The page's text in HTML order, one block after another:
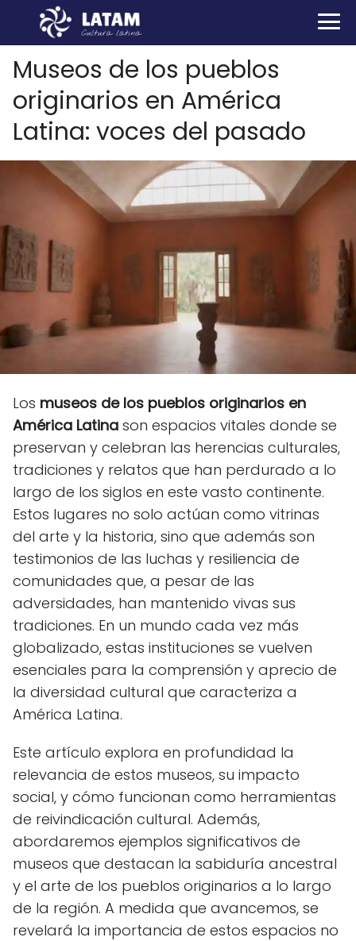
Museos de los pueblos
originarios en América
Latina: voces del pasado
Los museos de los pueblos originarios en
América Latina son espacios vitales donde se
preservan y celebran las herencias culturales,
tradiciones y relatos que han perdurado a lo
largo de los siglos en este vasto continente.
Estos lugares no solo actúan como vitrinas
del arte y la historia, sino que además son
testimonios de las luchas y resiliencia de
comunidades que, a pesar de las
adversidades, han mantenido vivas sus
tradiciones. En un mundo cada vez más
globalizado, estas instituciones se vuelven
esenciales para la comprensión y aprecio de
la diversidad cultural que caracteriza a
América Latina.
Este artículo explora en profundidad la
relevancia de estos museos, su impacto
social, y cómo funcionan como herramientas
de reivindicación cultural. Además,
abordaremos ejemplos significativos de
museos que destacan la sabiduría ancestral
y el arte de los pueblos originarios a lo largo
de la región. A medida que avancemos, se
revelará la importancia de estos espacios no